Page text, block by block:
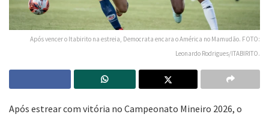
Após vencer o Itabirito na estreia, Democrata encara o América no Mamudão. FOTO:
Leonardo Rodrigues/ITABIRITO.
Após estrear com vitória no Campeonato Mineiro 2026, o